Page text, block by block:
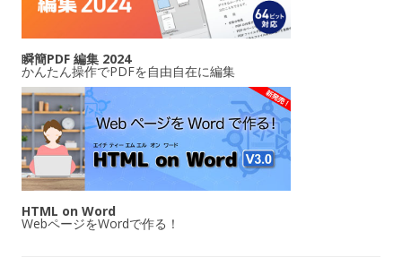
瞬簡PDF 編集 2024
かんたん操作でPDFを自由自在に編集
HTML on Word
WebページをWordで作る！